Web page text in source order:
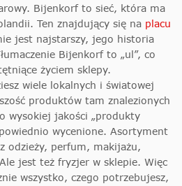
Bijenkorf to sieć, która ma
Ten znajdujący się na placu
jest najstarszy, jego historia
Bijenkorf to „ul”, co
życiem sklepy.
wiele lokalnych i światowej
produktów tam znalezionych
wysokiej jakości „produkty
wycenione. Asortyment
z odzieży, perfum, makijażu,
jest też fryzjer w sklepie. Więc
wszystko, czego potrzebujesz,